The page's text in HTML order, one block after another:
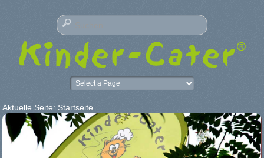
Aktuelle Seite: Startseite